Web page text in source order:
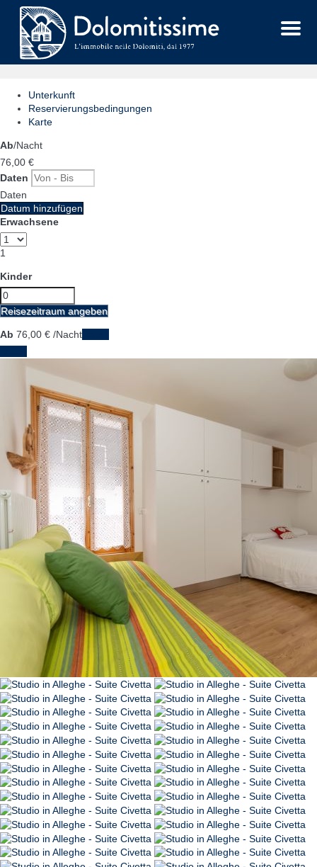
Menu
Unterkunft
Reservierungsbedingungen
Karte
Ab/Nacht
76, 00 €
Daten
Daten
Datum hinzufügen
Erwachsene
1
Kinder
Reisezeitraum angeben
Ab 76, 00 € /Nacht